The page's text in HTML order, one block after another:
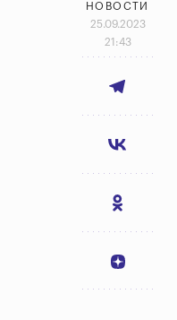
НОВОСТИ
25.09.2023
21:43